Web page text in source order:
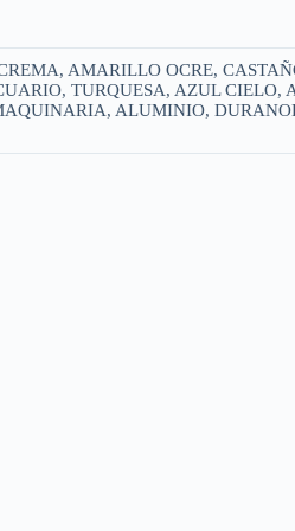
AMARILLO OCRE,
TURQUESA, AZUL
ALUMINIO,